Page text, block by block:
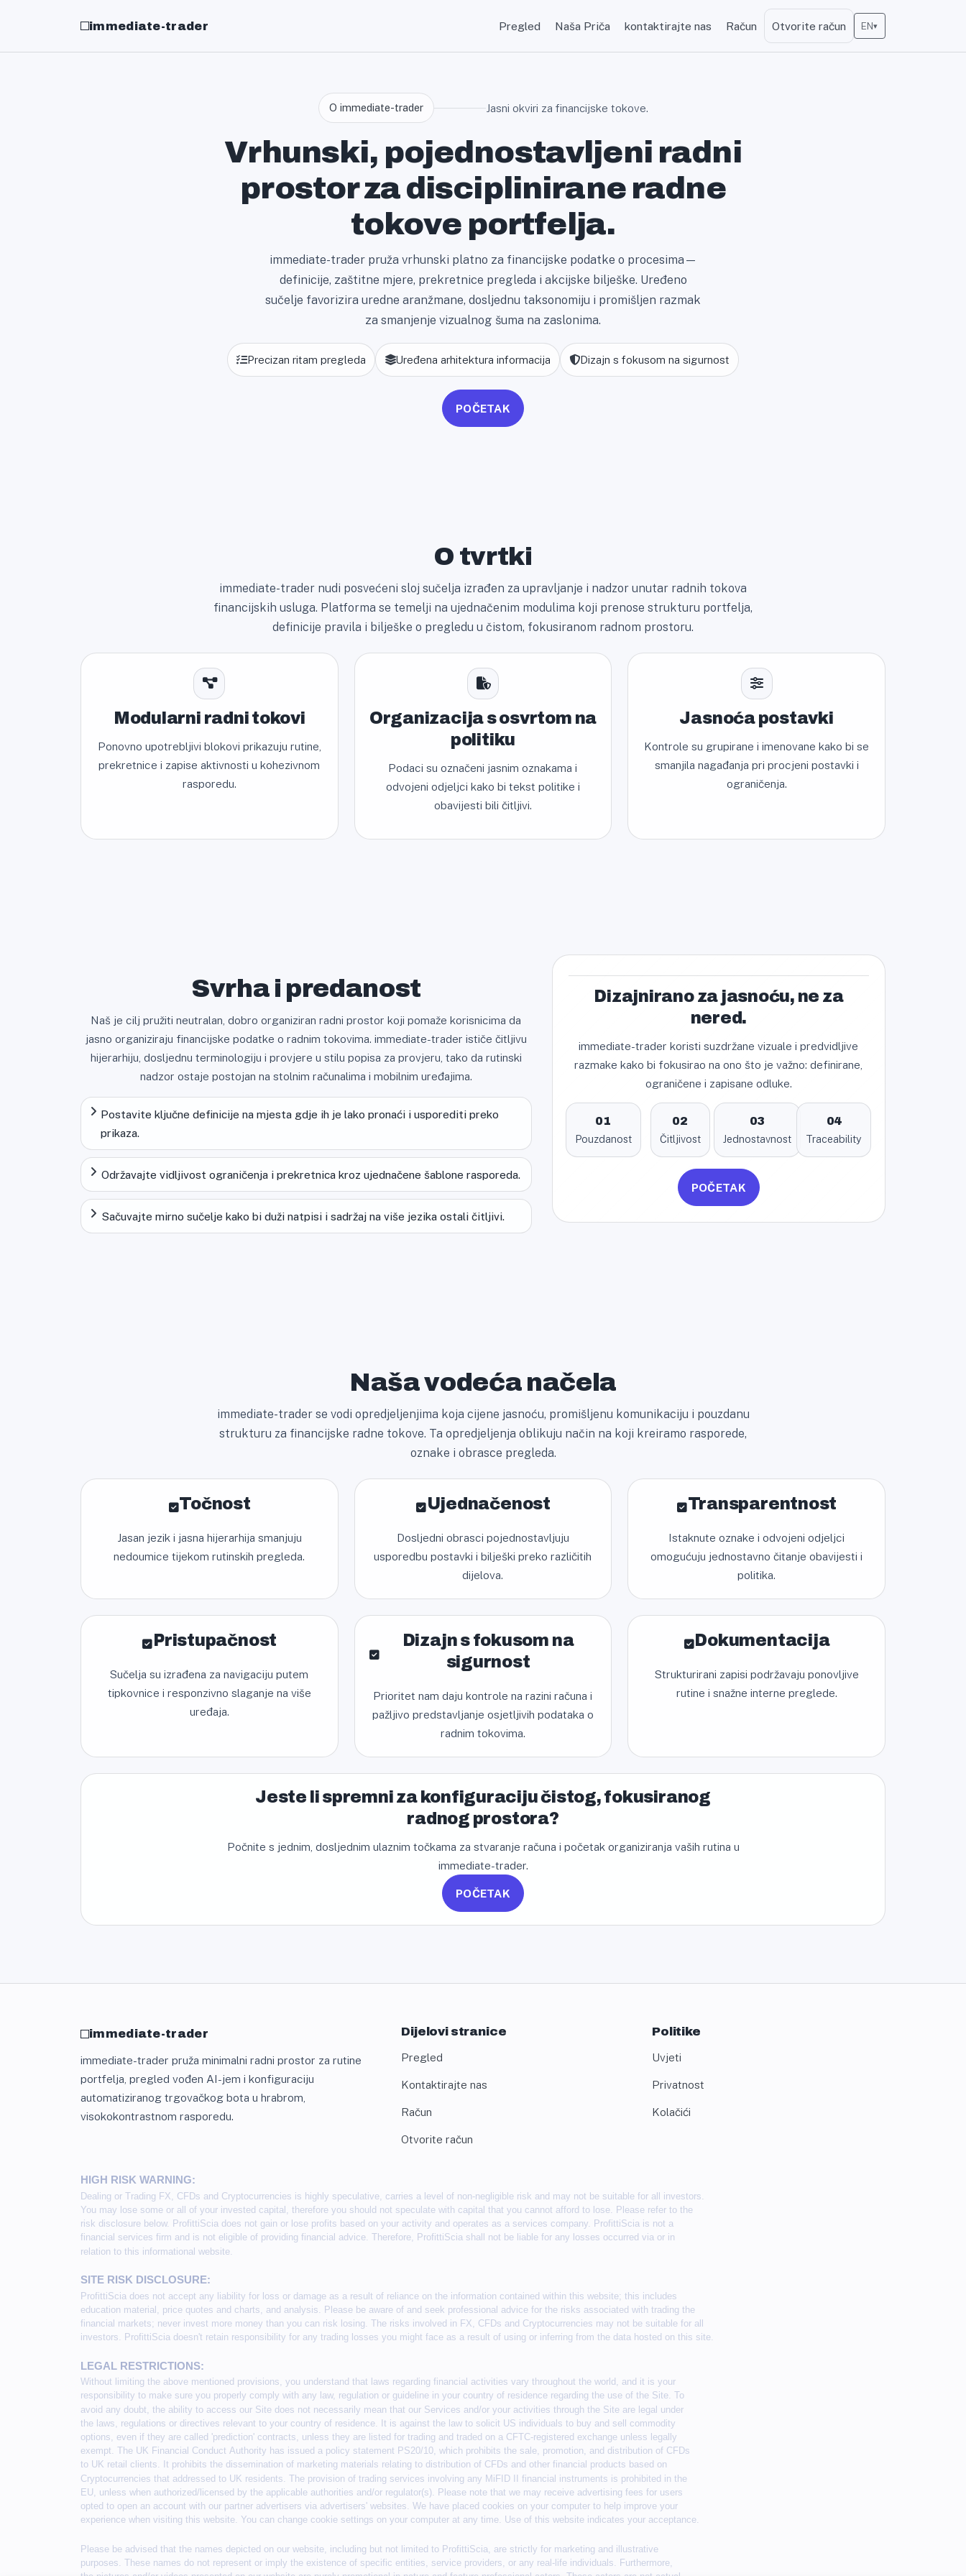
immediate-trader Pregled Naša Priča kontaktirajte nas Račun Otvorite račun EN▾
O immediate-trader Jasni okviri za financijske tokove.
Vrhunski, pojednostavljeni radni
prostor za disciplinirane radne
tokove portfelja.
immediate-trader pruža vrhunski platno za financijske podatke o procesima—
definicije, zaštitne mjere, prekretnice pregleda i akcijske bilješke. Uređeno
sučelje favorizira uredne aranžmane, dosljednu taksonomiju i promišljen razmak
za smanjenje vizualnog šuma na zaslonima.
Precizan ritam pregleda Uređena arhitektura informacija Dizajn s fokusom na sigurnost
POČETAK
O tvrtki
immediate-trader nudi posvećeni sloj sučelja izrađen za upravljanje i nadzor unutar radnih tokova
financijskih usluga. Platforma se temelji na ujednačenim modulima koji prenose strukturu portfelja,
definicije pravila i bilješke o pregledu u čistom, fokusiranom radnom prostoru.
Modularni radni tokovi
Ponovno upotrebljivi blokovi prikazuju rutine,
prekretnice i zapise aktivnosti u kohezivnom
rasporedu.
Organizacija s osvrtom na
politiku
Podaci su označeni jasnim oznakama i
odvojeni odjeljci kako bi tekst politike i
obavijesti bili čitljivi.
Jasnoća postavki
Kontrole su grupirane i imenovane kako bi se
smanjila nagađanja pri procjeni postavki i
ograničenja.
Svrha i predanost
Naš je cilj pružiti neutralan, dobro organiziran radni prostor koji pomaže korisnicima da
jasno organiziraju financijske podatke o radnim tokovima. immediate-trader ističe čitljivu
hijerarhiju, dosljednu terminologiju i provjere u stilu popisa za provjeru, tako da rutinski
nadzor ostaje postojan na stolnim računalima i mobilnim uređajima.
Postavite ključne definicije na mjesta gdje ih je lako pronaći i usporediti preko
prikaza.
Održavajte vidljivost ograničenja i prekretnica kroz ujednačene šablone rasporeda.
Sačuvajte mirno sučelje kako bi duži natpisi i sadržaj na više jezika ostali čitljivi.
Dizajnirano za jasnoću, ne za
nered.
immediate-trader koristi suzdržane vizuale i predvidljive
razmake kako bi fokusirao na ono što je važno: definirane,
ograničene i zapisane odluke.
01
Pouzdanost
02
Čitljivost
03
Jednostavnost
04
Traceability
POČETAK
Naša vodeća načela
immediate-trader se vodi opredjeljenjima koja cijene jasnoću, promišljenu komunikaciju i pouzdanu
strukturu za financijske radne tokove. Ta opredjeljenja oblikuju način na koji kreiramo rasporede,
oznake i obrasce pregleda.
Točnost
Jasan jezik i jasna hijerarhija smanjuju
nedoumice tijekom rutinskih pregleda.
Ujednačenost
Dosljedni obrasci pojednostavljuju
usporedbu postavki i bilješki preko različitih
dijelova.
Transparentnost
Istaknute oznake i odvojeni odjeljci
omogućuju jednostavno čitanje obavijesti i
politika.
Pristupačnost
Sučelja su izrađena za navigaciju putem
tipkovnice i responzivno slaganje na više
uređaja.
Dizajn s fokusom na
sigurnost
Prioritet nam daju kontrole na razini računa i
pažljivo predstavljanje osjetljivih podataka o
radnim tokovima.
Dokumentacija
Strukturirani zapisi podržavaju ponovljive
rutine i snažne interne preglede.
Jeste li spremni za konfiguraciju čistog, fokusiranog
radnog prostora?
Počnite s jednim, dosljednim ulaznim točkama za stvaranje računa i početak organiziranja vaših rutina u
immediate-trader.
POČETAK
immediate-trader
immediate-trader pruža minimalni radni prostor za rutine
portfelja, pregled vođen AI-jem i konfiguraciju
automatiziranog trgovačkog bota u hrabrom,
visokokontrastnom rasporedu.
Dijelovi stranice
Pregled
Kontaktirajte nas
Račun
Otvorite račun
Politike
Uvjeti
Privatnost
Kolačići